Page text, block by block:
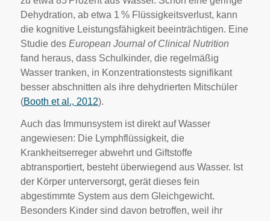
Dehydration, ab etwa 1 % Flüssigkeitsverlust, kann
die kognitive Leistungsfähigkeit beeinträchtigen. Eine
Studie des European Journal of Clinical Nutrition
fand heraus, dass Schulkinder, die regelmäßig
Wasser tranken, in Konzentrationstests signifikant
besser abschnitten als ihre dehydrierten Mitschüler
(Booth et al., 2012).
Auch das Immunsystem ist direkt auf Wasser
angewiesen: Die Lymphflüssigkeit, die
Krankheitserreger abwehrt und Giftstoffe
abtransportiert, besteht überwiegend aus Wasser. Ist
der Körper unterversorgt, gerät dieses fein
abgestimmte System aus dem Gleichgewicht.
Besonders Kinder sind davon betroffen, weil ihr